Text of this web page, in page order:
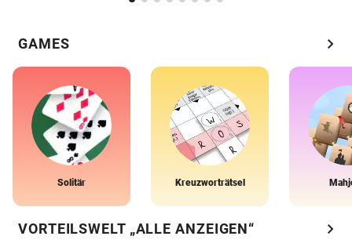
GAMES chevron_right
Solitär Kreuzworträtsel
VORTEILSWELT „ALLE ANZEIGEN“ chevron_right